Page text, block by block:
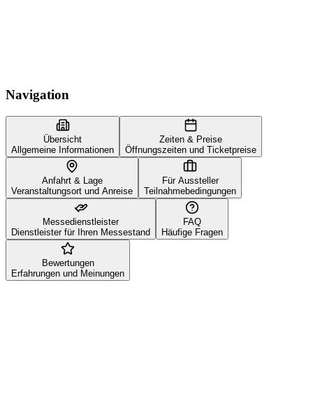
Navigation
Übersicht
Allgemeine Informationen
Zeiten & Preise
Öffnungszeiten und Ticketpreise
Anfahrt & Lage
Veranstaltungsort und Anreise
Für Aussteller
Teilnahmebedingungen
Messedienstleister
Dienstleister für Ihren Messestand
FAQ
Häufige Fragen
Bewertungen
Erfahrungen und Meinungen